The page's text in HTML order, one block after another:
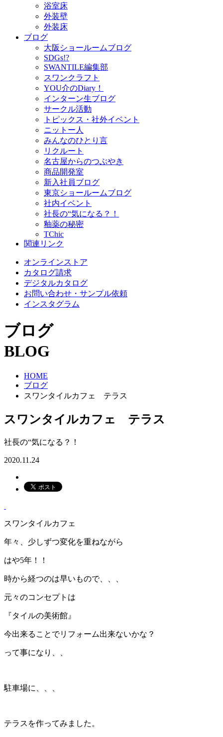
浴室床
外装壁
外装床
ブログ
大阪ショールームブログ
SDGs!?
SWANTILE編集部
スワンクラフト
YOU介のDiary！
インターン生ブログ
サークル活動
トピックス・社外イベント
ニットー人
みんなのひとり言
リクルート
名古屋からのつぶやき
商品開発室
新入社員ブログ
東京ショールームブログ
社内イベント
社長の“気になる？！
釉薬の秘密
TChic
関連リンク
オンラインストア
カタログ請求
デジタルカタログ
お問い合わせ・サンプル依頼
インスタグラム
ブログ
BLOG
HOME
ブログ
スワンタイルカフェ テラス
スワンタイルカフェ テラス
社長の“気になる？！
2020.11.24
スワンタイルカフェ
年々、少しずつ変化を重ねながら
はや5年！！
時から経つのは早いもので、、、
元々のコンセプトは
『タイルの美術館』
今出来ることでリフォーム出来ないかな？
って事になり、、
駐車場に、、、
テラスを作ってみました。